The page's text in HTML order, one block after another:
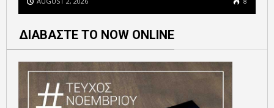
ΔΙΑΒΑΣΤΕ ΤΟ NOW ONLINE